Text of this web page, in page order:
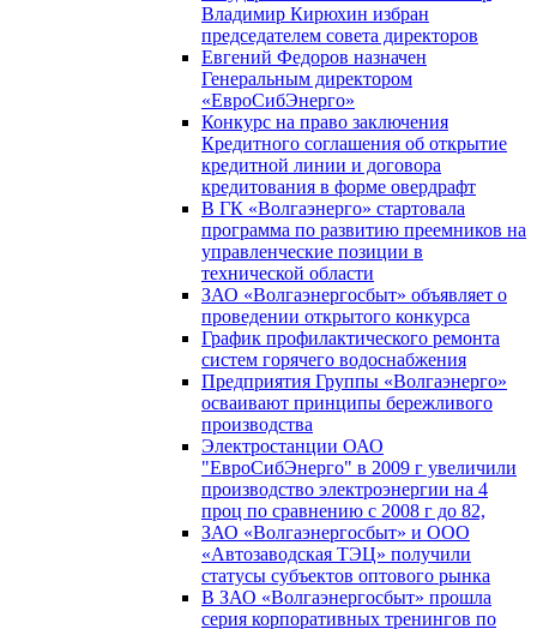
Владимир Кирюхин избран
председателем совета директоров
Евгений Федоров назначен
Генеральным директором
«ЕвроСибЭнерго»
Конкурс на право заключения
Кредитного соглашения об открытие
кредитной линии и договора
кредитования в форме овердрафт
В ГК «Волгаэнерго» стартовала
программа по развитию преемников на
управленческие позиции в
технической области
ЗАО «Волгаэнергосбыт» объявляет о
проведении открытого конкурса
График профилактического ремонта
систем горячего водоснабжения
Предприятия Группы «Волгаэнерго»
осваивают принципы бережливого
производства
Электростанции ОАО
"ЕвроСибЭнерго" в 2009 г увеличили
производство электроэнергии на 4
проц по сравнению с 2008 г до 82,
ЗАО «Волгаэнергосбыт» и ООО
«Автозаводская ТЭЦ» получили
статусы субъектов оптового рынка
В ЗАО «Волгаэнергосбыт» прошла
серия корпоративных тренингов по